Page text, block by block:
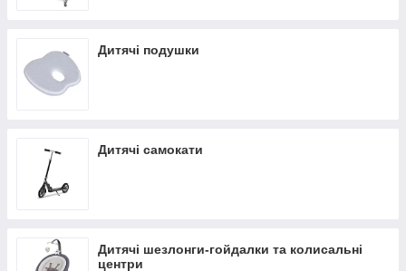
Дитячі подушки
Дитячі самокати
Дитячі шезлонги-гойдалки та колисальні
центри